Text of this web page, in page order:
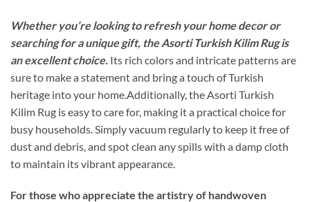
Whether you’re looking to refresh your home decor or
searching for a unique gift, the Asorti Turkish Kilim Rug is
an excellent choice. Its rich colors and intricate patterns are
sure to make a statement and bring a touch of Turkish
heritage into your home.Additionally, the Asorti Turkish
Kilim Rug is easy to care for, making it a practical choice for
busy households. Simply vacuum regularly to keep it free of
dust and debris, and spot clean any spills with a damp cloth
to maintain its vibrant appearance.
For those who appreciate the artistry of handwoven